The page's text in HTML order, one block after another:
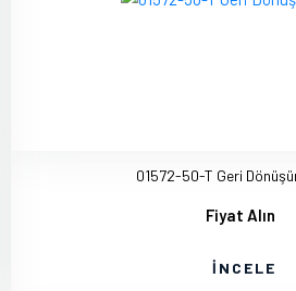
01572-50-T Geri
Fiyat Alın
İNCELE